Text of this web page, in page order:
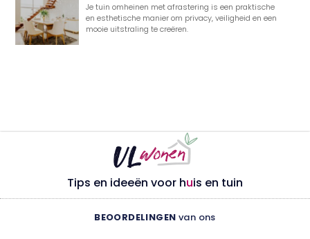
Je tuin omheinen met afrastering is een praktische
en esthetische manier om privacy, veiligheid en een
mooie uitstraling te creëren.
Tips en ideeën voor huis en tuin
BEOORDELINGEN van ons